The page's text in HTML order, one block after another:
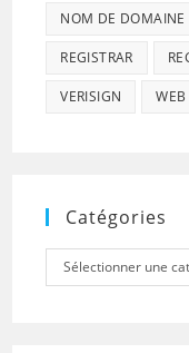
NOM DE DOMAINE
REGISTRAR
VERISIGN WEB
Catégories
Catégories
Sélectionner une